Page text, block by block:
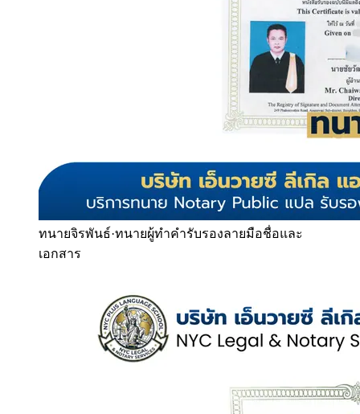
ทนายจิรพันธ์·ทนายผู้ทำคำรับรองลายมือชื่อและ
เอกสาร